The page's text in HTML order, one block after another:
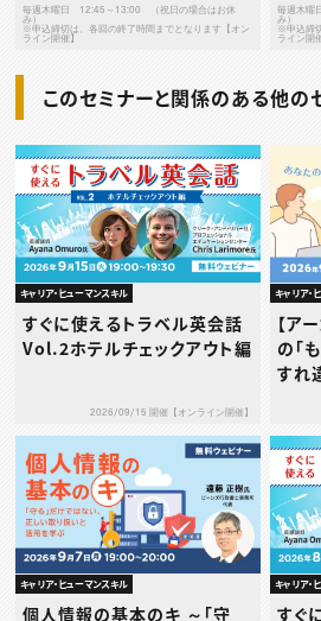
毎週木曜日 12:45～13:00 （祝日の場合はお休
み）
※申込締切は、各回の終了時間までとなります【オン
ライン開催】
毎週木
み）
※申込締
ライン開
このセミナーと関係のある他の
キャリア・ヒューマンスキル
すぐに使えるトラベル英会話
Vol.2ホテルチェックアウト編
2026/09/15 開催【オンライン開催】
キャリア・
【ア
の「
すれ
キャリア・ヒューマンスキル
個人情報の基本のキ ～「守
キャリア・
すぐ